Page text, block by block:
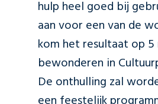
hulp heel goed bij
aan voor een van de
kom het resultaat op 5
bewonderen in
De onthulling zal